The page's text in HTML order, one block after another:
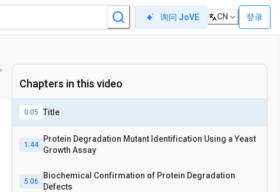
询问 JoVE CN 登录
Chapters in this video
0:05 Title
1:44
Protein Degradation Mutant Identification Using a Yeast
Growth Assay
5:06
Biochemical Confirmation of Protein Degradation
Defects